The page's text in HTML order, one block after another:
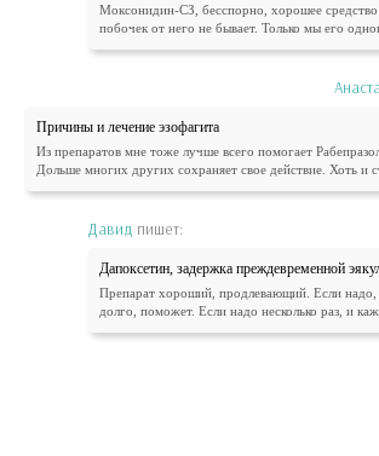
Моксонидин-СЗ, бесспорно, хорошее
побочек от него не бывает. Только мы его
Причины и лечение эзофагита
Из препаратов мне тоже лучше всего помогает
Дольше многих других сохраняет свое действие. Хоть и
Давид пишет:
Дапоксетин, задержка преждевременной
Препарат хороший, продлевающий. Если надо,
долго, поможет. Если надо несколько раз, и